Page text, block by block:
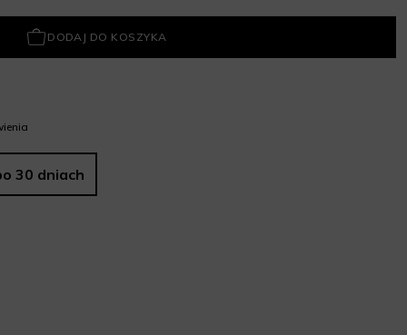
DODAJ DO KOSZYKA
30 dniach